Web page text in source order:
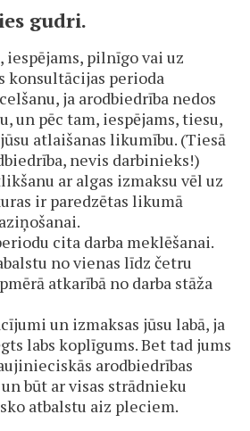
gudri.
iespējams, pilnīgo vai uz
konsultācijas perioda
ja arodbiedrība nedos
un pēc tam, iespējams, tiesu,
atlaišanas likumību. (Tiesā
nevis darbinieks!)
ar algas izmaksu vēl uz
ir paredzētas likumā
cita darba meklēšanai.
no vienas līdz četru
atkarībā no darba stāža
un izmaksas jūsu labā, ja
labs koplīgums. Bet tad jums
arodbiedrības
būt ar visas strādnieku
atbalstu aiz pleciem.